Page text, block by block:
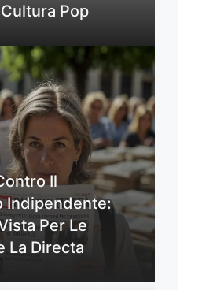
Pop
Il
Indipendente:
Per Le
La Directa